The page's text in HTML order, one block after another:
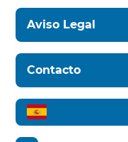
Aviso Legal
Contacto